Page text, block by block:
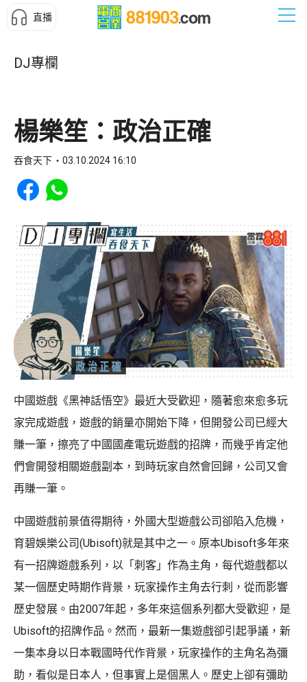
直播
DJ專欄
楊樂笙：政治正確
吞食天下 03.10.2024 16:10
Share to Facebook
Share to WhatsApp
中國遊戲《黑神話悟空》最近大受歡迎，隨著愈來愈多玩
家完成遊戲，遊戲的銷量亦開始下降，但開發公司已經大
賺一筆，擦亮了中國國產電玩遊戲的招牌，而幾乎肯定他
們會開發相關遊戲副本，到時玩家自然會回歸，公司又會
再賺一筆。
中國遊戲前景值得期待，外國大型遊戲公司卻陷入危機，
育碧娛樂公司(Ubisoft)就是其中之一。原本Ubisoft多年來
有一招牌遊戲系列，以「刺客」作為主角，每代遊戲都以
某一個歷史時期作背景，玩家操作主角去行刺，從而影響
歷史發展。由2007年起，多年來這個系列都大受歡迎，是
Ubisoft的招牌作品。然而，最新一集遊戲卻引起爭議，新
一集本身以日本戰國時代作背景，玩家操作的主角名為彌
助，看似是日本人，但事實上是個黑人。歷史上卻有彌助